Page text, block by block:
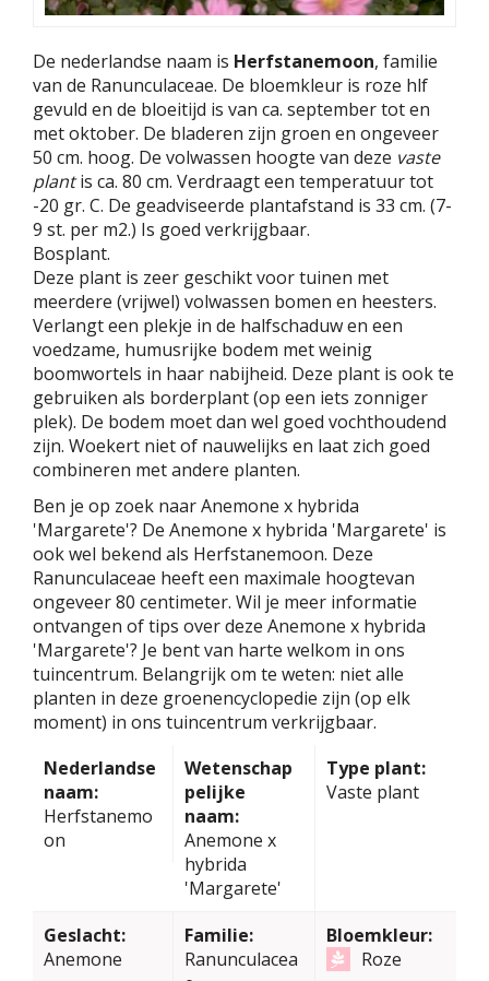
De nederlandse naam is Herfstanemoon, familie
van de Ranunculaceae. De bloemkleur is roze hlf
gevuld en de bloeitijd is van ca. september tot en
met oktober. De bladeren zijn groen en ongeveer
50 cm. hoog. De volwassen hoogte van deze vaste
plantis ca. 80 cm. Verdraagt een temperatuur tot
-20 gr. C. De geadviseerde plantafstand is 33 cm. (7-
9 st. per m2.) Is goed verkrijgbaar.
Bosplant.
Deze plant is zeer geschikt voor tuinen met
meerdere (vrijwel) volwassen bomen en heesters.
Verlangt een plekje in de halfschaduw en een
voedzame, humusrijke bodem met weinig
boomwortels in haar nabijheid. Deze plant is ook te
gebruiken als borderplant (op een iets zonniger
plek). De bodem moet dan wel goed vochthoudend
zijn. Woekert niet of nauwelijks en laat zich goed
combineren met andere planten.
Ben je op zoek naar Anemone x hybrida
'Margarete'? De Anemone x hybrida 'Margarete' is
ook wel bekend als Herfstanemoon. Deze
Ranunculaceae heeft een maximale hoogtevan
ongeveer 80 centimeter. Wil je meer informatie
ontvangen of tips over deze Anemone x hybrida
'Margarete'? Je bent van harte welkom in ons
tuincentrum. Belangrijk om te weten: niet alle
planten in deze groenencyclopedie zijn (op elk
moment) in ons tuincentrum verkrijgbaar.
Nederlandse
naam:
Herfstanemo
on
Wetenschap
pelijke
naam:
Anemone x
hybrida
'Margarete'
Type plant:
Vaste plant
Geslacht:
Anemone
Familie:
Ranunculacea
Bloemkleur:
Roze